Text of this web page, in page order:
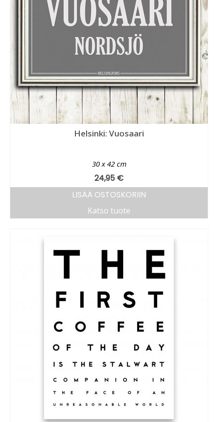
Helsinki: Vuosaari
30 x 42 cm
24,95 €
LISÄÄ OSTOSKORIIN
Katso tuote